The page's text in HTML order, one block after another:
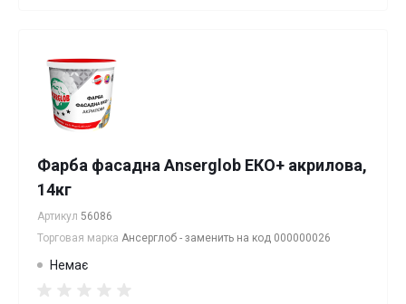
Фарба фасадна Anserglob ЕКО+ акрилова,
14кг
Артикул 56086
Торговая марка Ансерглоб - заменить на код 000000026
Немає